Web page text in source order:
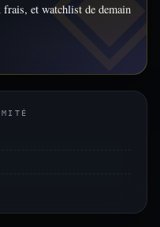
frais, et watchlist de demain